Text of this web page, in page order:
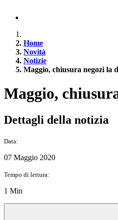
Home
Novità
Notizie
Maggio, chiusura negozi la
Maggio,
Dettagli della notizia
Data:
07 Maggio 2020
Tempo di lettura:
1 Min